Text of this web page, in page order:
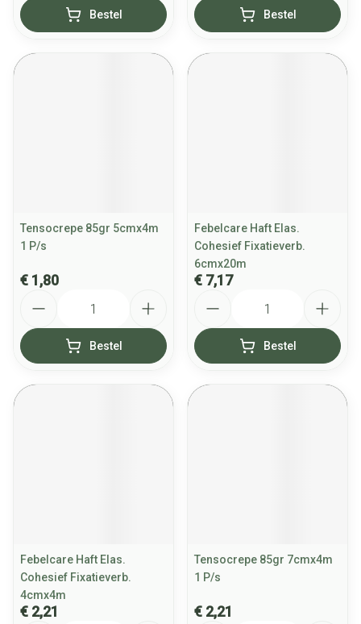
Bestel Bestel
Tensocrepe 85gr 5cmx4m
1 P/s
€ 1,80
Bestel
Febelcare Haft Elas.
Cohesief Fixatieverb.
6cmx20m
€ 7,17
Bestel
Febelcare Haft Elas.
Cohesief Fixatieverb.
4cmx4m
€ 2,21
Tensocrepe 85gr 7cmx4m
1 P/s
€ 2,21